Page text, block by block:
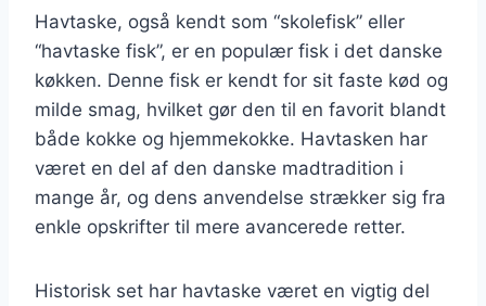
Havtaske, også kendt som “skolefisk” eller
“havtaske fisk”, er en populær fisk i det danske
køkken. Denne fisk er kendt for sit faste kød og
milde smag, hvilket gør den til en favorit blandt
både kokke og hjemmekokke. Havtasken har
været en del af den danske madtradition i
mange år, og dens anvendelse strækker sig fra
enkle opskrifter til mere avancerede retter.
Historisk set har havtaske været en vigtig del